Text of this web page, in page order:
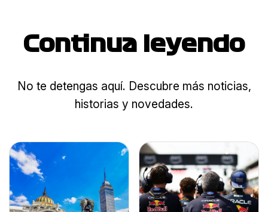
Continua leyendo
No te detengas aquí. Descubre más noticias,
historias y novedades.